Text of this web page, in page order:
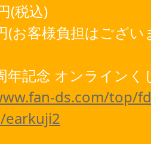
(税込)
(お客様負担はござい
年記念 オンラインく
ds.com/top/